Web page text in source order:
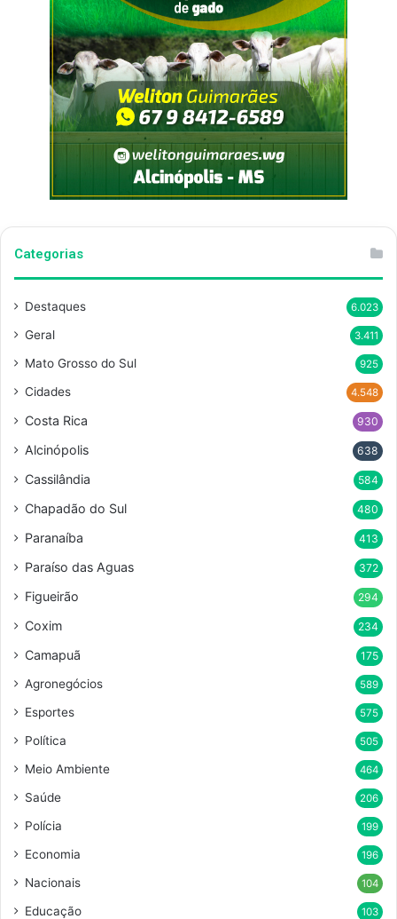
Categorias
Destaques 6.023
Geral 3.411
Mato Grosso do Sul 925
Cidades 4.548
Costa Rica 930
Alcinópolis 638
Cassilândia 584
Chapadão do Sul 480
Paranaíba 413
Paraíso das Aguas 372
Figueirão 294
Coxim 234
Camapuã 175
Agronegócios 589
Esportes 575
Política 505
Meio Ambiente 464
Saúde 206
Polícia 199
Economia 196
Nacionais 104
Educação 103